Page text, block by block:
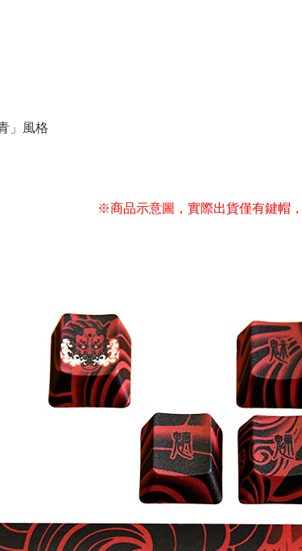
」風格
※商品示意圖，實際出貨僅有鍵帽